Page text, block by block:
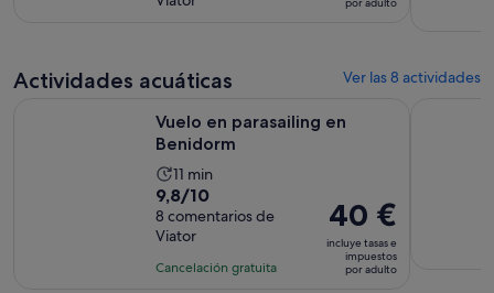
la
de
10
comentario
de
adulto
Actividades acuáticas Ver las 8 actividades
Vuelo en parasailing en
Benidorm
La
duración
de
la
actividad
11 min
9.8
sobre
10
con
9,8/10
8 comentarios de
Viator
Cancelación gratuita
El
precio
es
de
40 €
incluye tasas e
impuestos
por adulto